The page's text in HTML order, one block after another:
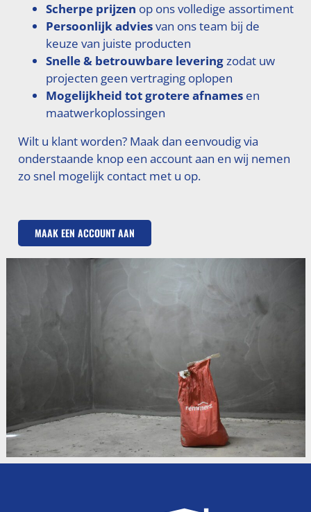
Scherpe prijzen op ons volledige assortiment
Persoonlijk adviesvan ons team bij de
keuze van juiste producten
Snelle & betrouwbare leveringzodat uw
projecten geen vertraging oplopen
Mogelijkheid tot grotere afnamesen
maatwerkoplossingen
Wilt u klant worden? Maak dan eenvoudig via
onderstaande knop een account aan en wij nemen
zo snel mogelijk contact met u op.
MAAK EEN ACCOUNT AAN